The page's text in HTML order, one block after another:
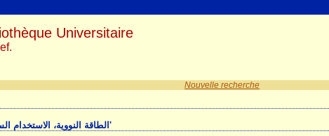
Nouvelle recherche
1 résultat(s) recherche sur le mot-clé 'الطاقة النووية، الاستخدام السلمي'
Universitaire